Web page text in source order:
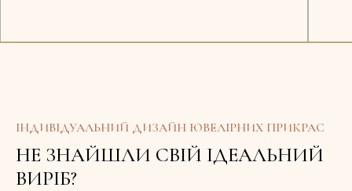
ІНДИВІДУАЛЬНИЙ ДИЗАЙН ЮВЕЛІРНИХ ПРИКРАС
НЕ ЗНАЙШЛИ СВІЙ ІДЕАЛЬНИЙ
ВИРІБ?